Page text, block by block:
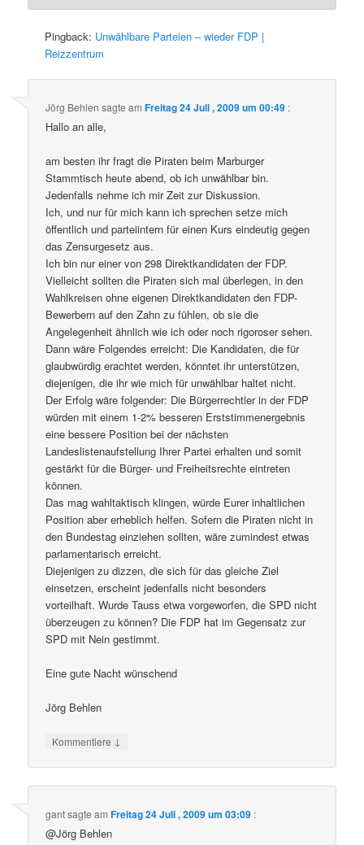
Pingback: Unwählbare Parteien – wieder FDP |
Reizzentrum
Jörg Behlen sagte amFreitag 24 Juli , 2009 um 00:49 :
Hallo an alle,
am besten ihr fragt die Piraten beim Marburger
Stammtisch heute abend, ob ich unwählbar bin.
Jedenfalls nehme ich mir Zeit zur Diskussion.
Ich, und nur für mich kann ich sprechen setze mich
öffentlich und parteiintern für einen Kurs eindeutig gegen
das Zensurgesetz aus.
Ich bin nur einer von 298 Direktkandidaten der FDP.
Vielleicht sollten die Piraten sich mal überlegen, in den
Wahlkreisen ohne eigenen Direktkandidaten den FDP-
Bewerbern auf den Zahn zu fühlen, ob sie die
Angelegenheit ähnlich wie ich oder noch rigoroser sehen.
Dann wäre Folgendes erreicht: Die Kandidaten, die für
glaubwürdig erachtet werden, könntet ihr unterstützen,
diejenigen, die ihr wie mich für unwählbar haltet nicht.
Der Erfolg wäre folgender: Die Bürgerrechtler in der FDP
würden mit einem 1-2% besseren Erststimmenergebnis
eine bessere Position bei der nächsten
Landeslistenaufstellung Ihrer Partei erhalten und somit
gestärkt für die Bürger- und Freiheitsrechte eintreten
können.
Das mag wahltaktisch klingen, würde Eurer inhaltlichen
Position aber erheblich helfen. Sofern die Piraten nicht in
den Bundestag einziehen sollten, wäre zumindest etwas
parlamentarisch erreicht.
Diejenigen zu dizzen, die sich für das gleiche Ziel
einsetzen, erscheint jedenfalls nicht besonders
vorteilhaft. Wurde Tauss etwa vorgeworfen, die SPD nicht
überzeugen zu können? Die FDP hat im Gegensatz zur
SPD mit Nein gestimmt.
Eine gute Nacht wünschend
Jörg Behlen
Kommentiere ↓
gantsagte amFreitag 24 Juli , 2009 um 03:09 :
@Jörg Behlen